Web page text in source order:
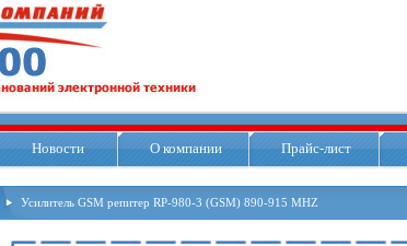
Новости О компании Прайс-лист
Усилитель GSM репитер RP-980-3 (GSM) 890-915 MHZ